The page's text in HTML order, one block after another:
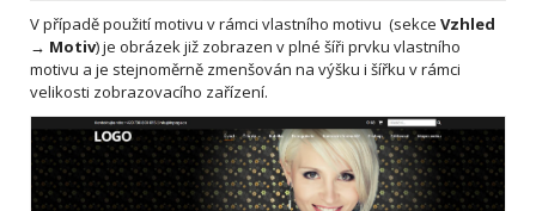
V případě použití motivu v rámci vlastního motivu (sekce Vzhled
→ Motiv) je obrázek již zobrazen v plné šíři prvku vlastního
motivu a je stejnoměrně zmenšován na výšku i šířku v rámci
velikosti zobrazovacího zařízení.